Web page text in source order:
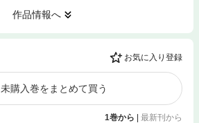
作品情報へ
お気に入り登録
未購入巻をまとめて買う
1巻から | 最新刊から